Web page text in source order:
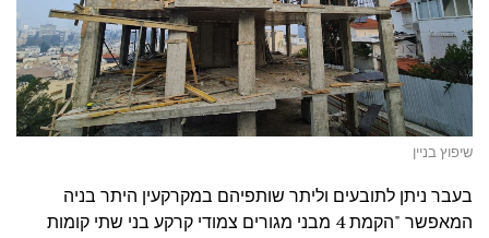
שיפוץ בניין
בעבר ניתן לתובעים וליתר שותפיהם במקרקעין היתר בניה
המאפשר "הקמת 4 מבני מגורים צמודי קרקע בני שתי קומות